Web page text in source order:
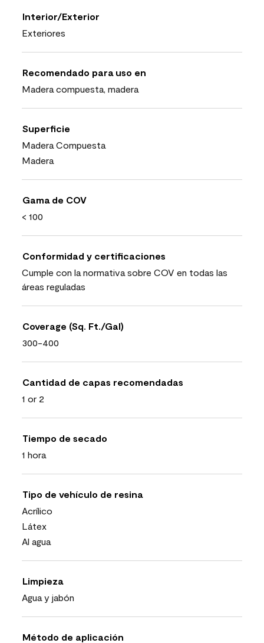
Interior/Exterior
Exteriores
Recomendado para uso en
Madera compuesta, madera
Superficie
Madera Compuesta
Madera
Gama de COV
< 100
Conformidad y certificaciones
Cumple con la normativa sobre COV en todas las
áreas reguladas
Coverage (Sq. Ft./Gal)
300-400
Cantidad de capas recomendadas
1 or 2
Tiempo de secado
1 hora
Tipo de vehículo de resina
Acrílico
Látex
Al agua
Limpieza
Agua y jabón
Método de aplicación